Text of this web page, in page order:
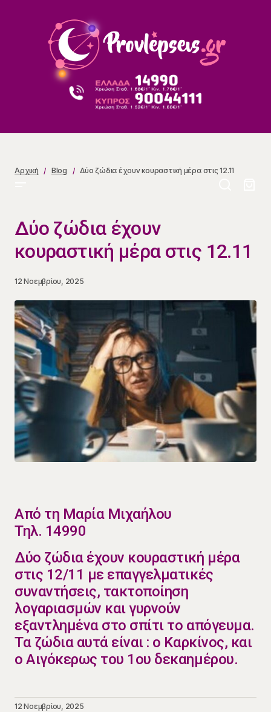
Αρχική Blog Δύο ζώδια έχουν κουραστική μέρα στις 12.11
Δύο ζώδια έχουν
κουραστική μέρα στις 12.11
12 Νοεμβρίου, 2025
​Από τη Μαρία Μιχαήλου
Τηλ. 14990
​​Δύο ζώδια έχουν κουραστική μέρα
στις 12/11 με επαγγελματικές
συναντήσεις, τακτοποίηση
λογαριασμών και γυρνούν
εξαντλημένα στο σπίτι το απόγευμα.
Τα ζώδια αυτά είναι : ο Καρκίνος, και
ο Αιγόκερως του 1ου δεκαημέρου.
12 Νοεμβρίου, 2025